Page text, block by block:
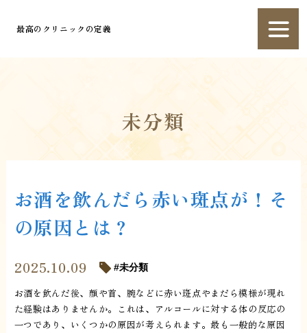
最高のクリニックの定義
未分類
お酒を飲んだら赤い斑点が！そ
の原因とは？
2025.10.09 未分類
お酒を飲んだ後、顔や首、腕などに赤い斑点やまだら模様が現れ
た経験はありませんか。これは、アルコールに対する体の反応の
一つであり、いくつかの原因が考えられます。最も一般的な原因